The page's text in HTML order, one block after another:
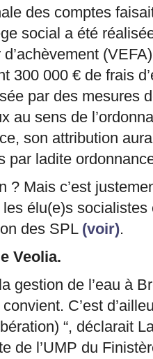
des comptes
social a été
d’achèvement
300 000 € de frais
par des mesures
au sens de
son attribution
par ladite
? Mais c’est
élu(e)s
des SPL (voir).
Veolia.
gestion de l’eau à
C’est
“, déclarait
de l’UMP du